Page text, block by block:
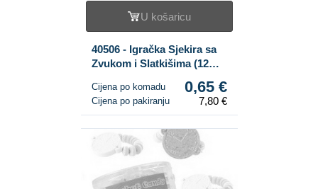
U košaricu
40506 - Igračka Sjekira sa
Zvukom i Slatkišima (12
Cijena po komadu 0,65 €
Cijena po pakiranju 7,80 €